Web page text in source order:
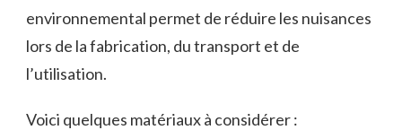
environnemental permet de réduire les nuisances
lors de la fabrication, du transport et de
l’utilisation.
Voici quelques matériaux à considérer :